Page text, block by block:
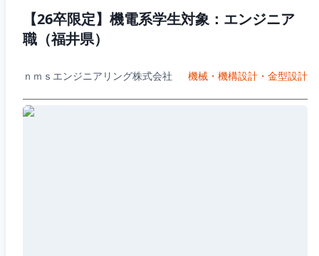
【26卒限定】機電系学生対象：エンジニア
職（福井県）
ｎｍｓエンジニアリング株式会社 機械・機構設計・金型設計